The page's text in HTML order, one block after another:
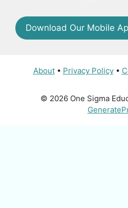
Download Our Mobile
About• Privacy Policy•
© 2026 One Sigma